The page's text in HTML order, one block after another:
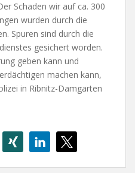
Schaden wir auf ca. 300
wurden durch die
Spuren sind durch die
gesichert worden.
geben kann und
machen kann,
in Ribnitz-Damgarten